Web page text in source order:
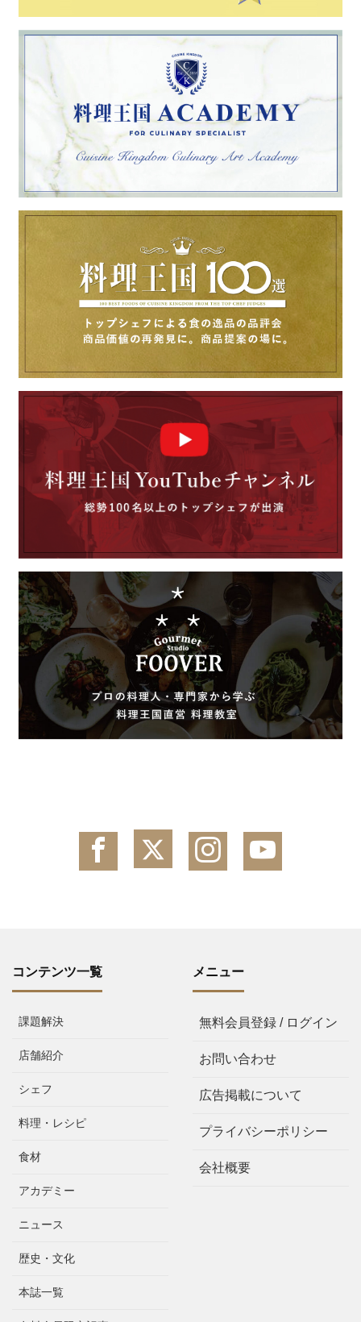
コンテンツ一覧
課題解決
店舗紹介
シェフ
料理・レシピ
食材
アカデミー
ニュース
歴史・文化
本誌一覧
メニュー
無料会員登録 / ログイン
お問い合わせ
広告掲載について
プライバシーポリシー
会社概要